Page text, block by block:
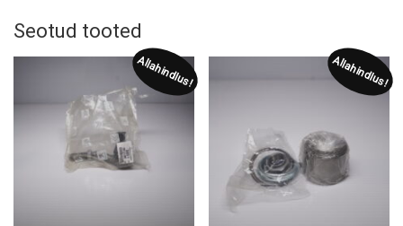
Seotud tooted
Allahindlus! Allahindlus!